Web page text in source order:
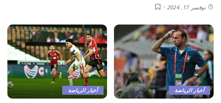
نوفمبر 17, 2024
أخبار الرياضة أخبار الرياضة